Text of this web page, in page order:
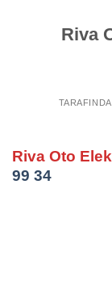
Riva
Riva Oto
99 34